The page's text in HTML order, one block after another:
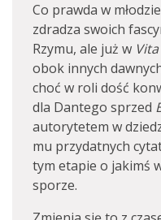
Co prawda w
zdradza swoich
Rzymu, ale już w
obok innych
choć w roli dość
dla Dantego sprzed
autorytetem w
mu przydatnych
tym etapie o jakimś
sporze.